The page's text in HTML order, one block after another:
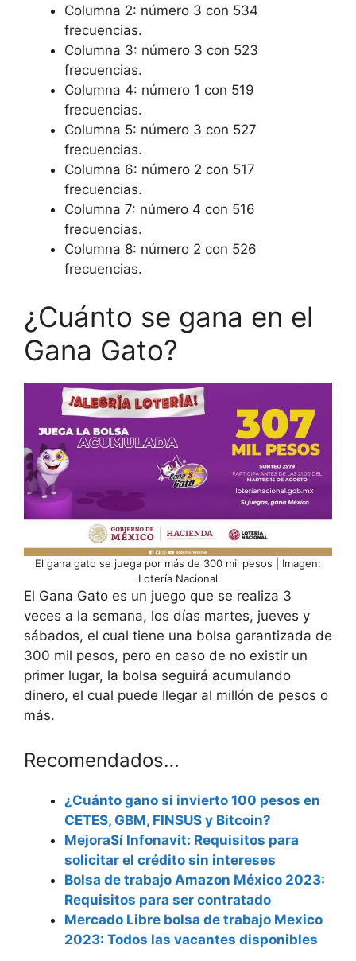
Columna 2: número 3 con 534
frecuencias.
Columna 3: número 3 con 523
frecuencias.
Columna 4: número 1 con 519
frecuencias.
Columna 5: número 3 con 527
frecuencias.
Columna 6: número 2 con 517
frecuencias.
Columna 7: número 4 con 516
frecuencias.
Columna 8: número 2 con 526
frecuencias.
¿Cuánto se gana en el
Gana Gato?
El gana gato se juega por más de 300 mil pesos | Imagen:
Lotería Nacional
El Gana Gato es un juego que se realiza 3
veces a la semana, los días martes, jueves y
sábados, el cual tiene una bolsa garantizada de
300 mil pesos, pero en caso de no existir un
primer lugar, la bolsa seguirá acumulando
dinero, el cual puede llegar al millón de pesos o
más.
Recomendados…
¿Cuánto gano si invierto 100 pesos en
CETES, GBM, FINSUS y Bitcoin?
MejoraSí Infonavit: Requisitos para
solicitar el crédito sin intereses
Bolsa de trabajo Amazon México 2023:
Requisitos para ser contratado
Mercado Libre bolsa de trabajo Mexico
2023: Todos las vacantes disponibles